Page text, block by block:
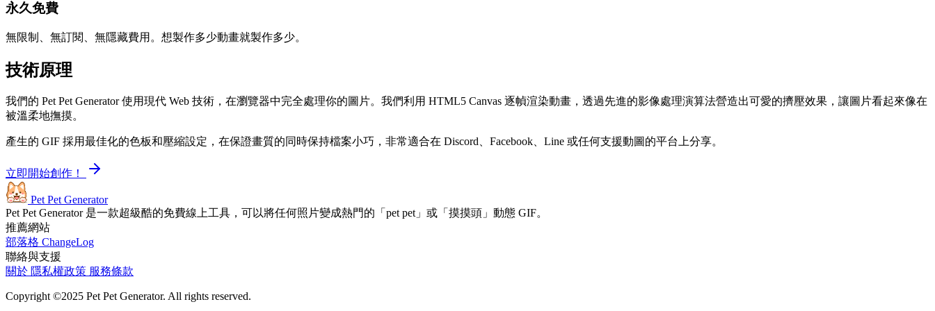
永久免費
無限制、無訂閱、無隱藏費用。想製作多少動畫就製作多少。
技術原理
我們的 Pet Pet Generator 使用現代 Web 技術，在瀏覽器中完全處理你的圖片。我們利用 HTML5 Canvas 逐幀渲染動畫，透過先進的影像處理演算法營造出可愛的擠壓效果，讓圖片看起來像在
被溫柔地撫摸。
產生的 GIF 採用最佳化的色板和壓縮設定，在保證畫質的同時保持檔案小巧，非常適合在 Discord、Facebook、Line 或任何支援動圖的平台上分享。
立即開始創作！
Pet Pet Generator
Pet Pet Generator 是一款超級酷的免費線上工具，可以將任何照片變成熱門的「pet pet」或「摸摸頭」動態 GIF。
推薦網站
部落格 ChangeLog
聯絡與支援
關於 隱私權政策 服務條款
Copyright ©2025 Pet Pet Generator. All rights reserved.